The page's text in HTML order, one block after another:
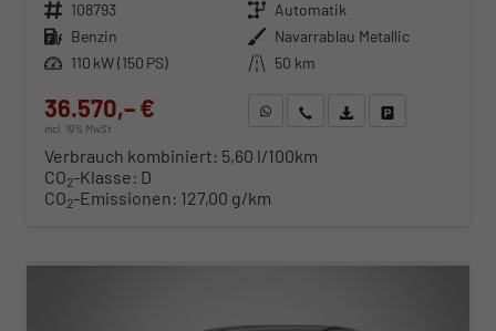
Fahrzeugnr. 108793 Getriebe Automatik
Kraftstoff Benzin Außenfarbe Navarrablau Metallic
Leistung 110 kW (150 PS) Kilometerstand 50 km
36.570,– €
incl. 19% MwSt.
WhatsApp anfragen
Wir rufen Sie anFahrzeugexposé (PDF)
Verbrauch kombiniert: 5,60 l/100km
CO2-Klasse: D
CO2-Emissionen: 127,00 g/km